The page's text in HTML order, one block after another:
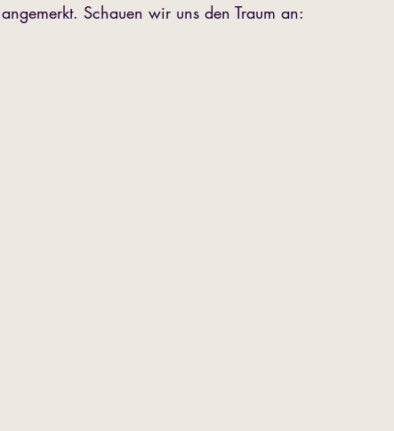
angemerkt. Schauen wir uns den Traum an: